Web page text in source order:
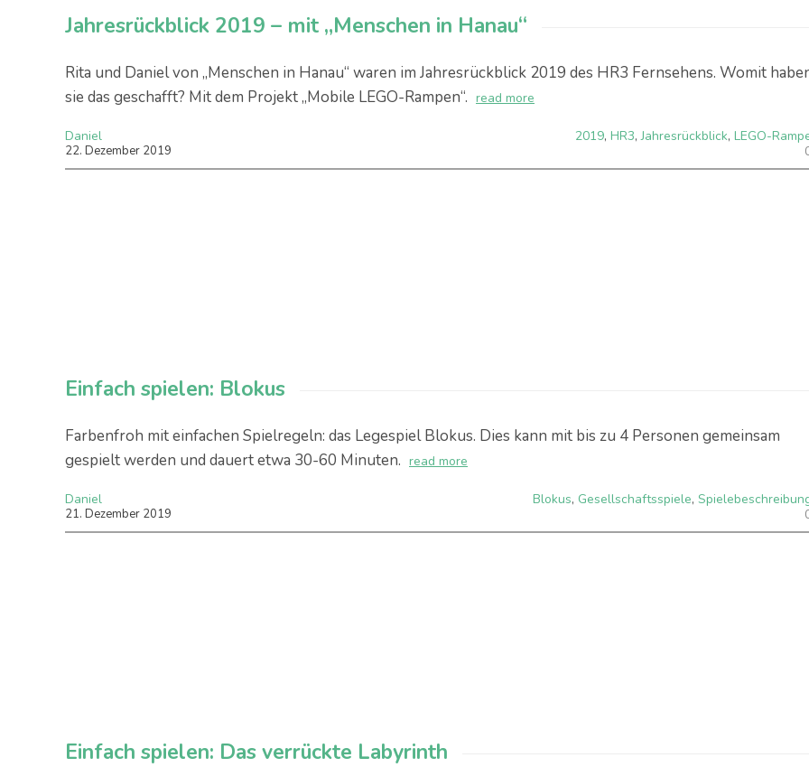
Jahresrückblick 2019 – mit „Menschen in Hanau“
Rita und Daniel von „Menschen in Hanau“ waren im Jahresrückblick 2019 des HR3 Fernsehens. Womit
sie das geschafft? Mit dem Projekt „Mobile LEGO-Rampen“. read more
Daniel
22. Dezember 2019
2019, HR3,Jahresrückblick, LEGO-
Einfach spielen: Blokus
Farbenfroh mit einfachen Spielregeln: das Legespiel Blokus. Dies kann mit bis zu 4 Personen gemeinsam
gespielt werden und dauert etwa 30-60 Minuten. read more
Daniel
21. Dezember 2019
Blokus, Gesellschaftsspiele,
Einfach spielen: Das verrückte Labyrinth